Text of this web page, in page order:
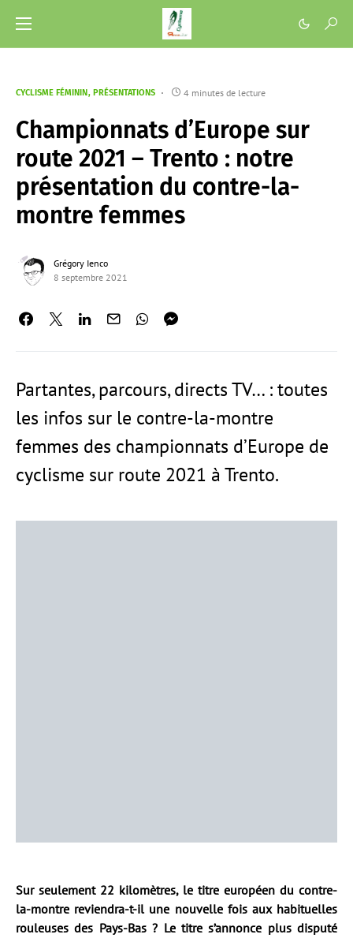
CYCLISME FÉMININ PRÉSENTATIONS 4 minutes de lecture
Championnats d’Europe sur
route 2021 – Trento : notre
présentation du contre-la-
montre femmes
Grégory Ienco
8 septembre 2021
Partantes, parcours, directs TV… : toutes
les infos sur le contre-la-montre
femmes des championnats d’Europe de
cyclisme sur route 2021 à Trento.
Sur seulement 22 kilomètres, le titre européen du contre-
la-montre reviendra-t-il une nouvelle fois aux habituelles
rouleuses des Pays-Bas ? Le titre s’annonce plus disputé